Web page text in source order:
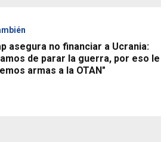
asegura no financiar a Ucrania:
de parar la guerra, por eso le
armas a la OTAN"